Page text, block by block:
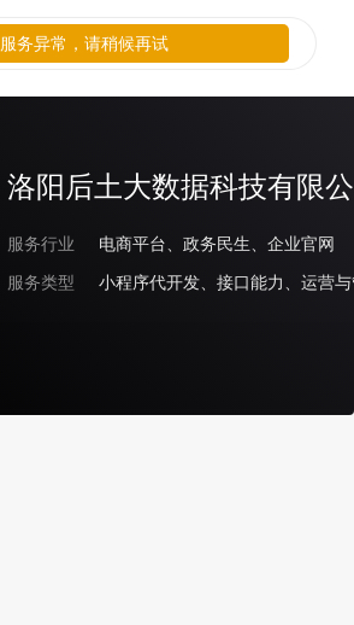
洛阳后土大数据科技有限
服务行业
电商平台、政务民生、企业官网
服务类型
小程序代开发、接口能力、运营
服务异常，请稍候再试